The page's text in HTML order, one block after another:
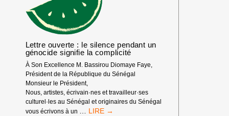
Lettre ouverte : le silence pendant un
génocide signifie la complicité
À Son Excellence M. Bassirou Diomaye Faye,
Président de la République du Sénégal
Monsieur le Président,
Nous, artistes, écrivain·nes et travailleur·ses
culturel·les au Sénégal et originaires du Sénégal
vous écrivons à un
LETTRE